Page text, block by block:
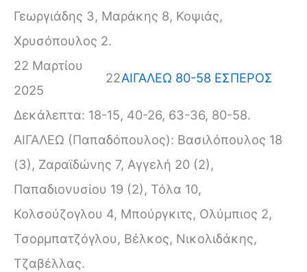
Γεωργιάδης 3, Μαράκης 8, Κοψιάς,
Χρυσόπουλος 2.
22 Μαρτίου
2025
22ΑΙΓΑΛΕΩ 80-58 ΕΣΠΕΡΟΣ
Δεκάλεπτα: 18-15, 40-26, 63-36, 80-58.
ΑΙΓΑΛΕΩ (Παπαδόπουλος): Βασιλόπουλος 18
(3), Ζαραϊδώνης 7, Αγγελή 20 (2),
Παπαδιονυσίου 19 (2), Τόλα 10,
Κολσούζογλου 4, Μπούργκιτς, Ολύμπιος 2,
Τσορμπατζόγλου, Βέλκος, Νικολιδάκης,
Τζαβέλλας.